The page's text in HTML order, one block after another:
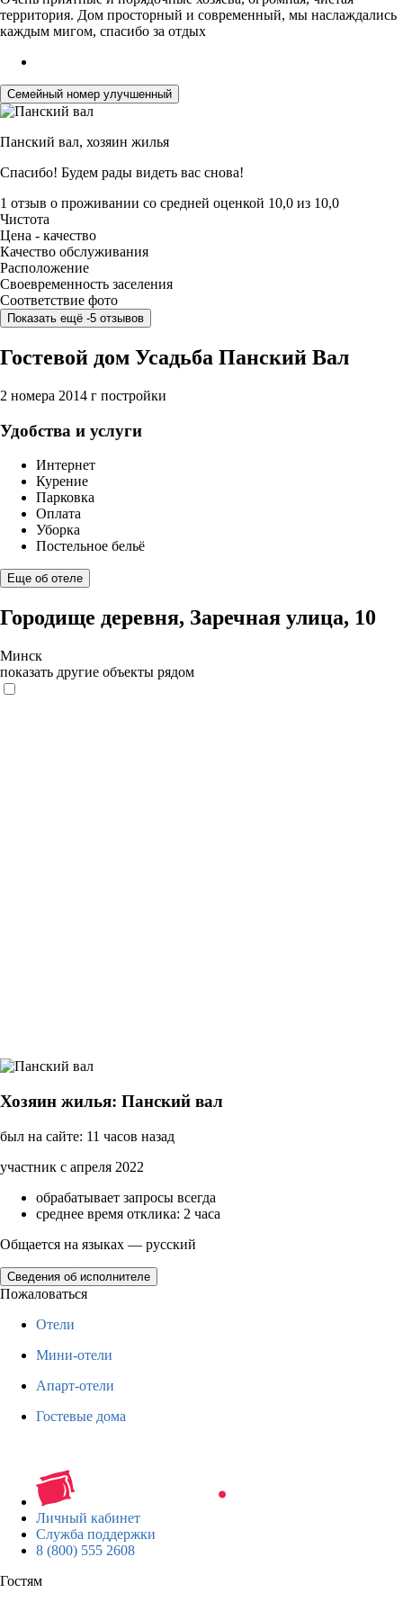
территория. Дом просторный и современный, мы наслаждались
каждым мигом, спасибо за отдых
Семейный номер улучшенный
Панский вал, хозяин жилья
Спасибо! Будем рады видеть вас снова!
1 отзыв о проживании со средней оценкой 10,0 из 10,0
Чистота
Цена - качество
Качество обслуживания
Расположение
Своевременность заселения
Соответствие фото
Показать ещё -5 отзывов
Гостевой дом Усадьба Панский Вал
2 номера 2014 г постройки
Удобства и услуги
Интернет
Курение
Парковка
Оплата
Уборка
Постельное бельё
Еще об отеле
Городище деревня, Заречная улица, 10
Минск
показать другие объекты рядом
Хозяин жилья: Панский вал
был на сайте: 11 часов назад
участник с апреля 2022
обрабатывает запросы всегда
среднее время отклика: 2 часа
Общается на языках — русский
Сведения об исполнителе
Пожаловаться
Отели
Мини-отели
Апарт-отели
Гостевые дома
Личный кабинет
Служба поддержки
8 (800) 555 2608
Гостям